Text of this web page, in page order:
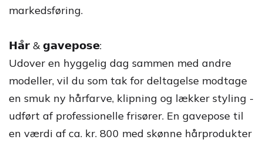
markedsføring.
𝗛𝗮̊𝗿 & 𝗴𝗮𝘃𝗲𝗽𝗼𝘀𝗲:
Udover en hyggelig dag sammen med andre
modeller, vil du som tak for deltagelse modtage
en smuk ny hårfarve, klipning og lækker styling -
udført af professionelle frisører. En gavepose til
en værdi af ca. kr. 800 med skønne hårprodukter